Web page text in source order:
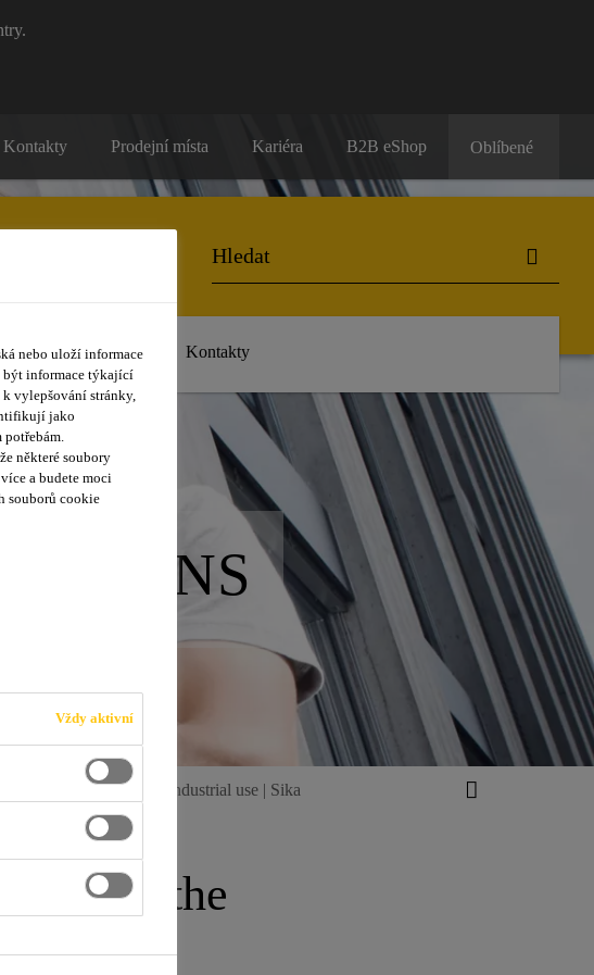
Kontakty Prodejní místa Kariéra B2B eShop Oblíbené
Aktuality Události Kontakty
Curing Adhesive for Industrial use | Sika
for the
nebo uloží informace
být informace týkající
vylepšování stránky,
jako
některé soubory
a budete moci
souborů cookie
Vždy aktivní